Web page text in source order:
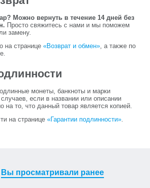
Можно вернуть в течение 14 дней без
Просто свяжитесь с нами и мы поможем
замену.
на странице «Возврат и обмен», а также по
монеты, банкноты и марки
если в названии или описании
на то, что данный товар является копией.
на странице «Гарантии подлинности».
Вы просматривали ранее